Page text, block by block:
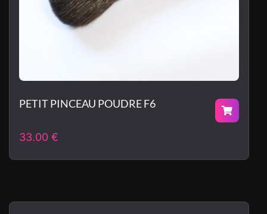
PETIT PINCEAU POUDRE F6
33.00 €